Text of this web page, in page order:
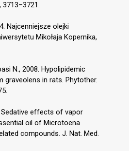
3713–3721.
Najcenniejsze olejki
Mikołaja Kopernika,
N., 2008. Hypolipidemic
graveolens in rats. Phytother.
Sedative effects of vapor
oil of Microtoena
compounds. J. Nat. Med.